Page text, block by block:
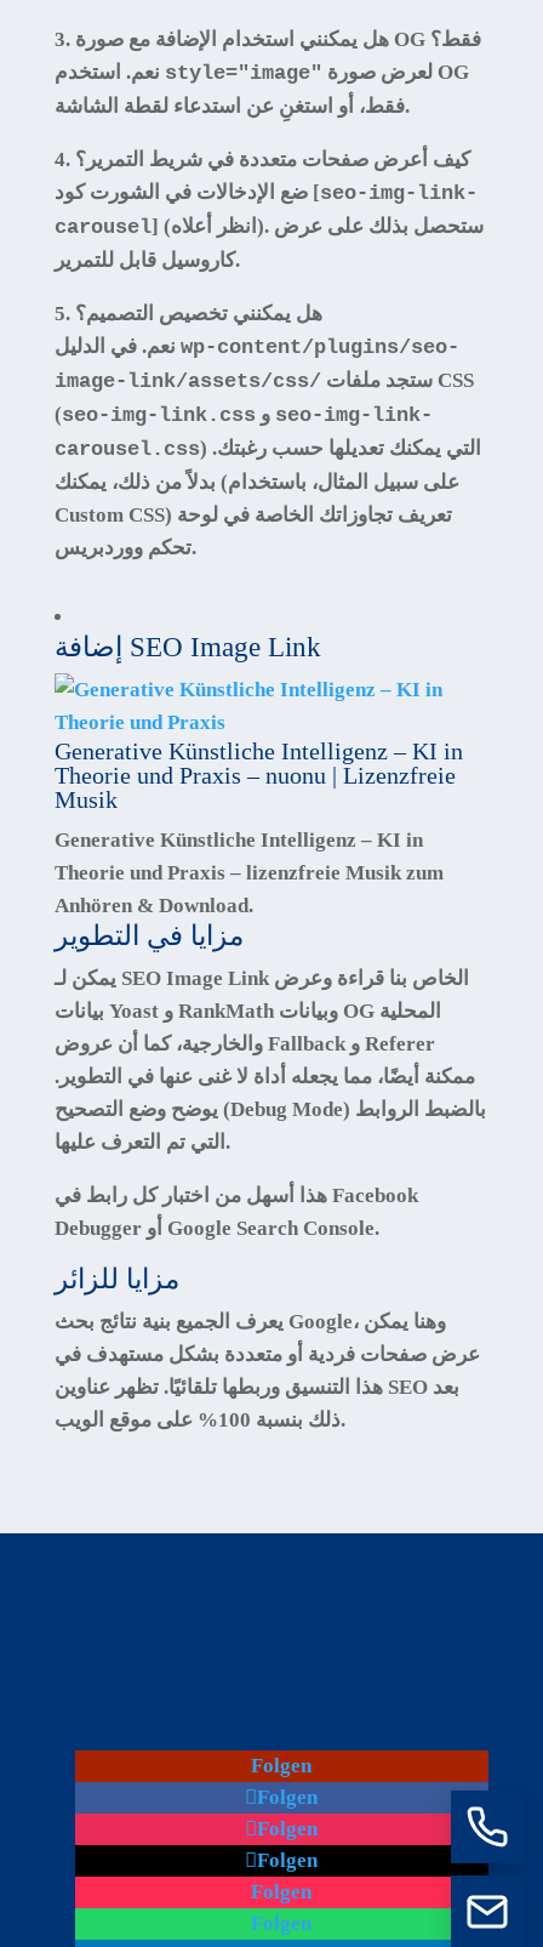
3. هل يمكنني استخدام الإضافة مع صورة OG فقط؟
style="image"
فقط، أو استغنِ عن استدعاء لقطة الشاشة.
4. كيف أعرض صفحات متعددة في شريط التمرير؟
ضع الإدخالات في الشورت كود [seo-img-link-
carousel] (انظر أعلاه). ستحصل بذلك على عرض
كاروسيل قابل للتمرير.
5. هل يمكنني تخصيص التصميم؟
wp-content/plugins/seo-
image-link/assets/css/ستجد ملفات CSS
(seo-img-link.css و seo-img-link-
carousel.css) التي يمكنك تعديلها حسب رغبتك.
بدلاً من ذلك، يمكنك (على سبيل المثال، باستخدام
Custom CSS) تعريف تجاوزاتك الخاصة في لوحة
تحكم ووردبريس.
إضافة SEO Image Link
Generative Künstliche Intelligenz – KI in
Theorie und Praxis – nuonu | Lizenzfreie
Musik
Generative Künstliche Intelligenz – KI in
Theorie und Praxis – lizenzfreie Musik zum
Anhören & Download.
مزايا في التطوير
يمكن لـ SEO Image Link الخاص بنا قراءة وعرض
بيانات Yoast و RankMath وبيانات OG المحلية
والخارجية، كما أن عروض Fallback و Referer
ممكنة أيضًا، مما يجعله أداة لا غنى عنها في التطوير.
يوضح وضع التصحيح (Debug Mode) بالضبط الروابط
التي تم التعرف عليها.
هذا أسهل من اختبار كل رابط في Facebook
Debugger أو Google Search Console.
مزايا للزائر
يعرف الجميع بنية نتائج بحث Google، وهنا يمكن
عرض صفحات فردية أو متعددة بشكل مستهدف في
هذا التنسيق وربطها تلقائيًا. تظهر عناوين SEO بعد
ذلك بنسبة 100% على موقع الويب.
Folgen
Folgen
Folgen
Folgen
Folgen
Folgen